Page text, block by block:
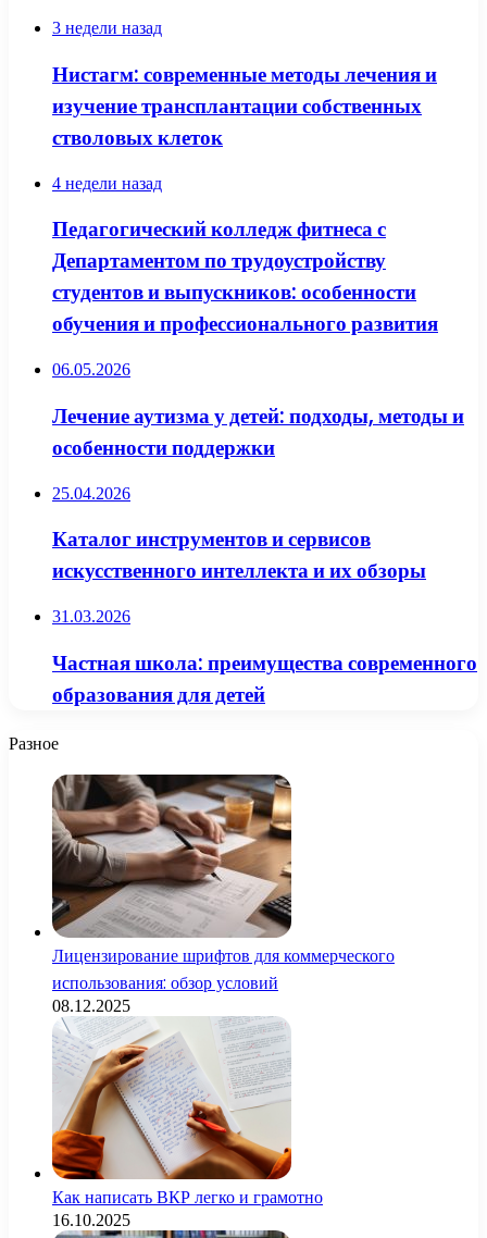
3 недели назад
Нистагм: современные методы лечения и
изучение трансплантации собственных
стволовых клеток
4 недели назад
Педагогический колледж фитнеса с
Департаментом по трудоустройству
студентов и выпускников: особенности
обучения и профессионального развития
06.05.2026
Лечение аутизма у детей: подходы, методы и
особенности поддержки
25.04.2026
Каталог инструментов и сервисов
искусственного интеллекта и их обзоры
31.03.2026
Частная школа: преимущества современного
образования для детей
Разное
Лицензирование шрифтов для коммерческого
использования: обзор условий
08.12.2025
Как написать ВКР легко и грамотно
16.10.2025